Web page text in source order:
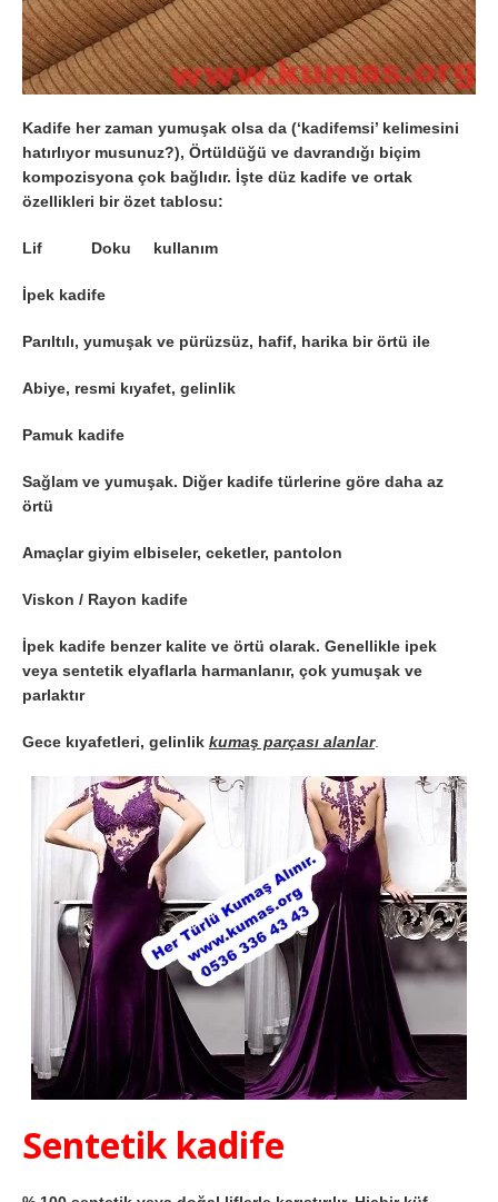
Kadife her zaman yumuşak olsa da (‘kadifemsi’ kelimesini
hatırlıyor musunuz?), Örtüldüğü ve davrandığı biçim
kompozisyona çok bağlıdır. İşte düz kadife ve ortak
özellikleri bir özet tablosu:
Lif Doku kullanım
İpek kadife
Parıltılı, yumuşak ve pürüzsüz, hafif, harika bir örtü ile
Abiye, resmi kıyafet, gelinlik
Pamuk kadife
Sağlam ve yumuşak. Diğer kadife türlerine göre daha az
örtü
Amaçlar giyim elbiseler, ceketler, pantolon
Viskon / Rayon kadife
İpek kadife benzer kalite ve örtü olarak. Genellikle ipek
veya sentetik elyaflarla harmanlanır, çok yumuşak ve
parlaktır
Gece kıyafetleri, gelinlik kumaş parçası alanlar.
Sentetik kadife